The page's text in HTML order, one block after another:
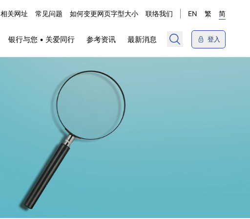
相关网址 常见问题 如何变更网页字型大小 联络我们 EN 繁 简
银行与您 • 关爱同行 参考资讯 最新消息 登入